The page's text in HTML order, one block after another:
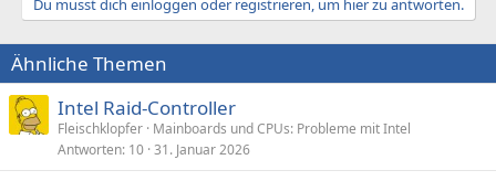
Du musst dich einloggen oder registrieren, um hier zu antworten.
Ähnliche Themen
Intel Raid-Controller
Fleischklopfer Mainboards und CPUs: Probleme mit Intel
Antworten 10 31. Januar 2026